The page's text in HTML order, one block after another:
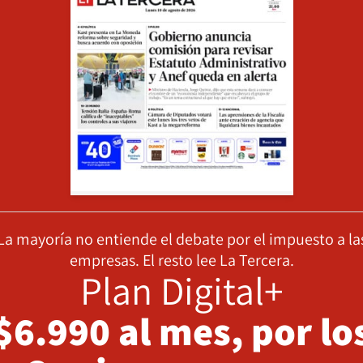
mayoría no entiende el debate por el impuesto a
empresas. El resto lee La Tercera.
Plan Digital+
al mes, por